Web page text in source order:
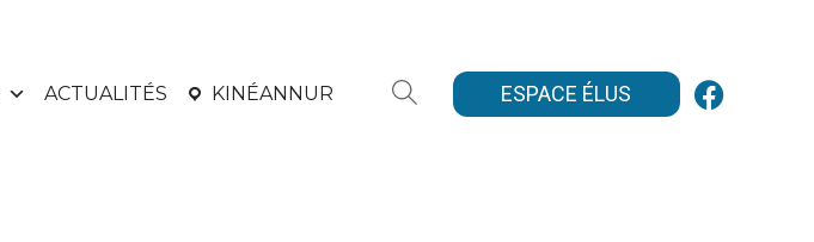
ACTUALITÉS KINÉANNUR ESPACE ÉLUS